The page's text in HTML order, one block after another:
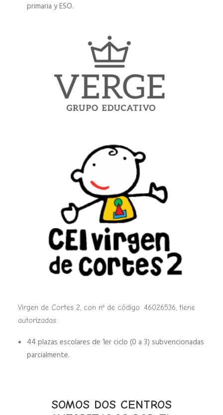
primaria y ESO.
Virgen de Cortes 2, con nº de código: 46026536, tiene
autorizadas:
44 plazas escolares de 1er ciclo (0 a 3) subvencionadas
parcialmente.
SOMOS DOS CENTROS